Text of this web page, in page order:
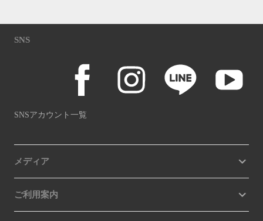
SNS
SNSアカウント一覧
メディア
ご利用案内